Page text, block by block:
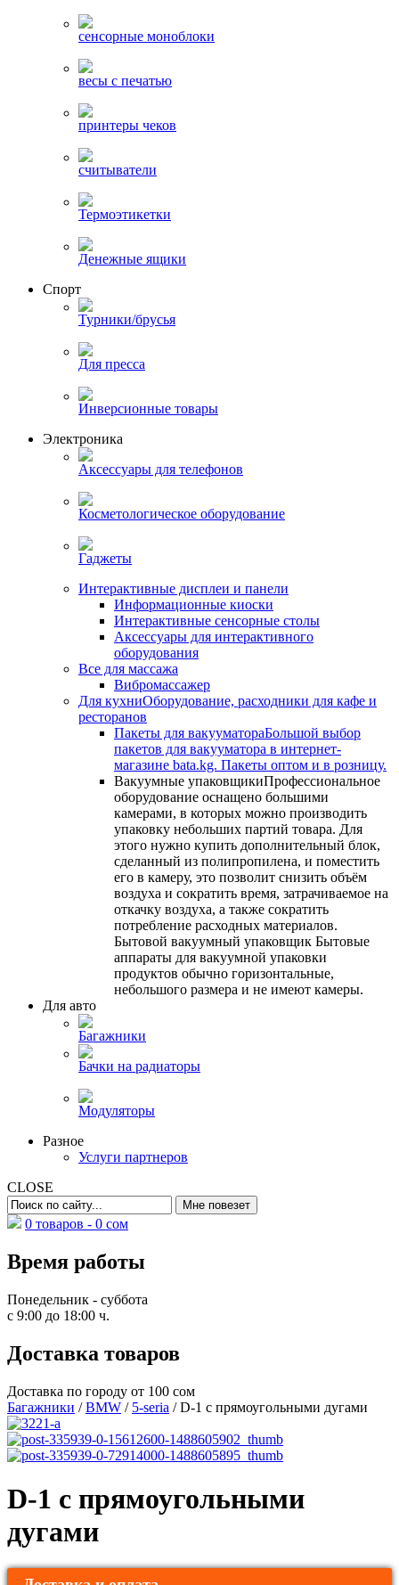
сенсорные моноблоки
весы с печатью
принтеры чеков
считыватели
Термоэтикетки
Денежные ящики
Спорт
Турники/брусья
Для пресса
Инверсионные товары
Электроника
Аксессуары для телефонов
Косметологическое оборудование
Гаджеты
Интерактивные дисплеи и панели
Информационные киоски
Интерактивные сенсорные столы
Аксессуары для интерактивного
оборудования
Все для массажа
Вибромассажер
Для кухниОборудование, расходники для кафе и
ресторанов
Пакеты для вакууматораБольшой выбор
пакетов для вакууматора в интернет-
магазине bata.kg. Пакеты оптом и в розницу.
Вакуумные упаковщикиПрофессиональное
оборудование оснащено большими
камерами, в которых можно производить
упаковку небольших партий товара. Для
этого нужно купить дополнительный блок,
сделанный из полипропилена, и поместить
его в камеру, это позволит снизить объём
воздуха и сократить время, затрачиваемое на
откачку воздуха, а также сократить
потребление расходных материалов.
Бытовой вакуумный упаковщик Бытовые
аппараты для вакуумной упаковки
продуктов обычно горизонтальные,
небольшого размера и не имеют камеры.
Для авто
Багажники
Бачки на радиаторы
Модуляторы
Разное
Услуги партнеров
CLOSE
0 товаров - 0 сом
Время работы
Понедельник - суббота
с 9:00 до 18:00 ч.
Доставка товаров
Доставка по городу от 100 сом
Багажники /BMW / 5-seria / D-1 с прямоугольными дугами
D-1 с прямоугольными
дугами